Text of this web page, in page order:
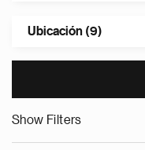
Ubicación (9)
Show Filters